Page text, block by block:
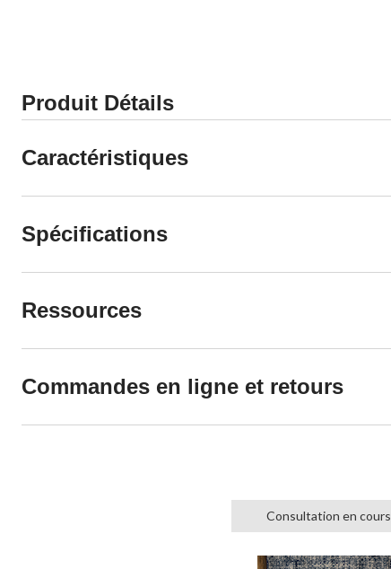
Produit Détails
Caractéristiques
Spécifications
Ressources
Commandes en ligne et retours
Consultation en cours